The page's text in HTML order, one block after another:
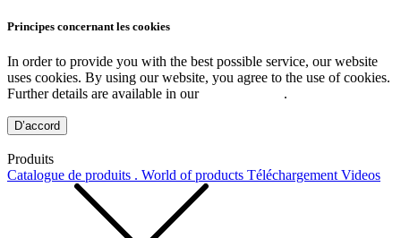
Principes concernant les cookies
In order to provide you with the best possible service, our website
uses cookies. By using our website, you agree to the use of cookies.
Further details are available in our
.
D’accord
Produits
Catalogue de produits . World of products Téléchargement Videos